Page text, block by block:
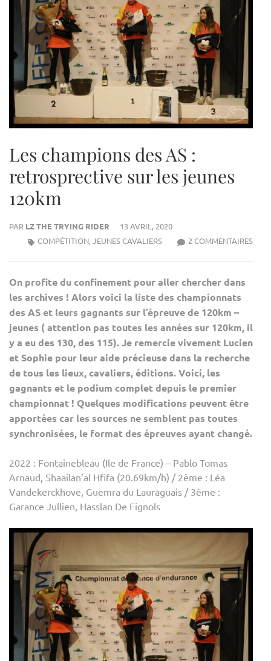
Les champions des AS :
retrosprective sur les jeunes
120km
PAR LZ THE TRYING RIDER
13 AVRIL, 2020
2 COMMENTAIRESSUR
SUR
COMPÉTITION,JEUNES CAVALIERS
On profite du confinement pour aller chercher dans
les archives ! Alors voici la liste des championnats
des AS et leurs gagnants sur l’épreuve de 120km –
jeunes ( attention pas toutes les années sur 120km, il
y a eu des 130, des 115). Je remercie vivement Lucien
et Sophie pour leur aide précieuse dans la recherche
de tous les lieux, cavaliers, éditions. Voici, les
gagnants et le podium complet depuis le premier
championnat ! Quelques modifications peuvent être
apportées car les sources ne semblent pas toutes
synchronisées, le format des épreuves ayant changé.
2022 : Fontainebleau (Ile de France) – Pablo Tomas
Arnaud, Shaailan’al Hfifa (20.69km/h) / 2ème : Léa
Vandekerckhove, Guemra du Lauraguais / 3ème :
Garance Jullien, Hasslan De Fignols